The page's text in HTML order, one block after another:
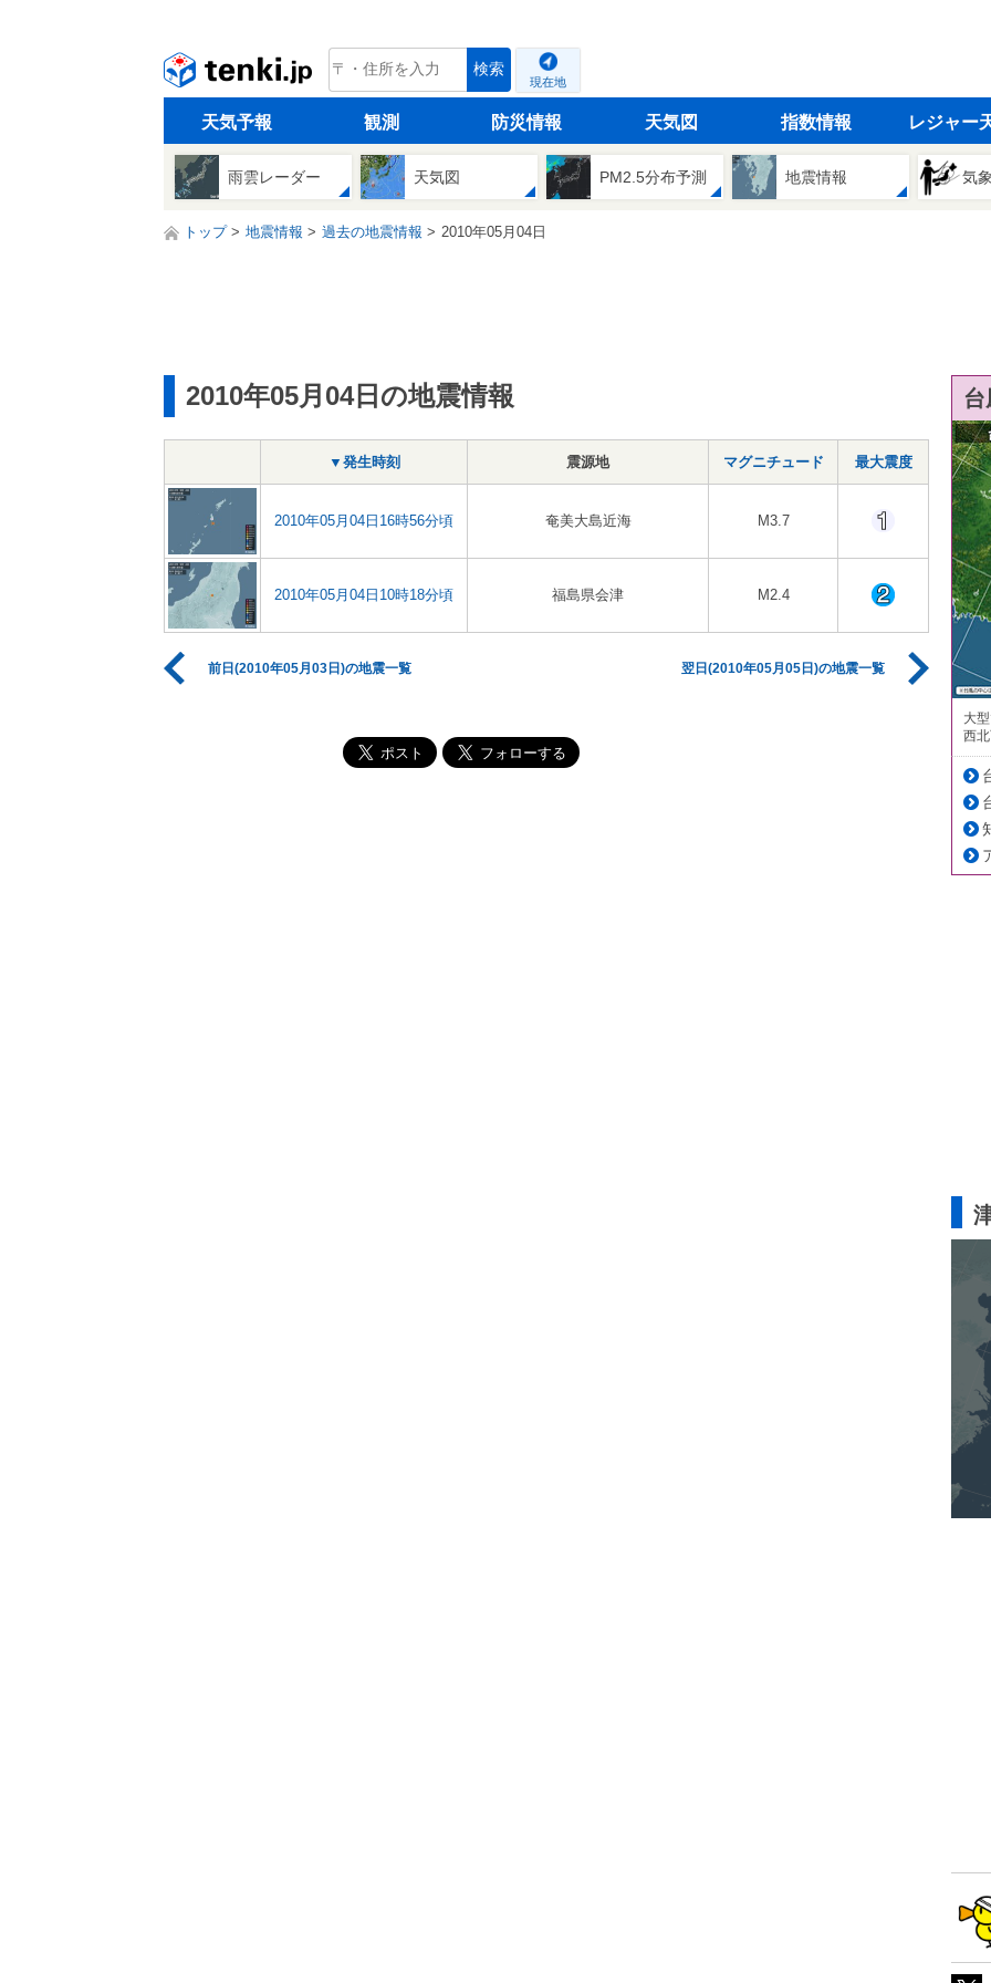
tenki.jp 検索
現在地
天気予報 観測 防災情報 天気図 指数情報 レジャー
雨雲レーダー 天気図 PM2.5分布予測 地震情報 気
トップ 地震情報 過去の地震情報 2010年05月04日
2010年05月04日の地震情報
▼発生時刻 震源地 マグニチュード 最大震度
2010年05月04日16時56分頃 奄美大島近海 M3.7
2010年05月04日10時18分頃 福島県会津 M2.4
前日(2010年05月03日)の地震一覧 翌日(2010年05月05日)の地震一覧
大
西